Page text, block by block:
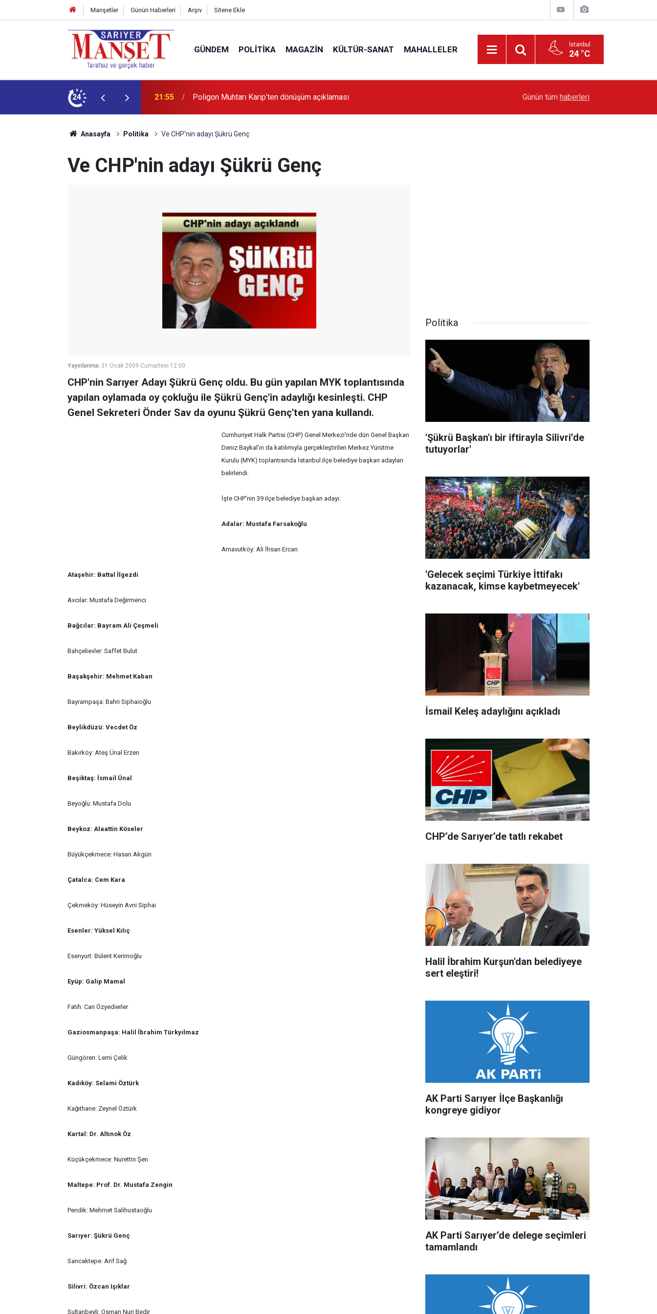
Manşetler Günün Haberleri Arşiv Sitene Ekle
GÜNDEM POLITIKA MAGAZIN KÜLTÜR-SANAT MAHALLELER İstanbul
24 °C
24 13:36 'Poligon'da İstanbul'a örnek proje gerçekleştirilecek' Sarıyer’de Edebiyat Rüzgârı Esecek
Günün tüm haberleri
Anasayfa Politika Ve CHP'nin adayı Şükrü Genç
Ve CHP'nin adayı Şükrü Genç
Yayınlanma: 31 Ocak 2009 Cumartesi 12:00
CHP'nin Sarıyer Adayı Şükrü Genç oldu. Bu gün yapılan MYK toplantısında
yapılan oylamada oy çokluğu ile Şükrü Genç'in adaylığı kesinleşti. CHP
Genel Sekreteri Önder Sav da oyunu Şükrü Genç'ten yana kullandı.
Cumhuriyet Halk Partisi (CHP) Genel Merkezi'nde dün Genel Başkan
Deniz Baykal'ın da katılımıyla gerçekleştirilen Merkez Yürütme
Kurulu (MYK) toplantısında İstanbul ilçe belediye başkan adayları
belirlendi.
İşte CHP'nin 39 ilçe belediye başkan adayı:
Adalar: Mustafa Farsakoğlu
Arnavutköy: Ali İhsan Ercan
Ataşehir: Battal İlgezdi
Avcılar: Mustafa Değirmenci
Bağcılar: Bayram Ali Çeşmeli
Bahçelievler: Saffet Bulut
Başakşehir: Mehmet Kaban
Bayrampaşa: Bahri Siphaioğlu
Beylikdüzü: Vecdet Öz
Bakırköy: Ateş Ünal Erzen
Beşiktaş: İsmail Ünal
Beyoğlu: Mustafa Dolu
Beykoz: Alaattin Köseler
Büyükçekmece: Hasan Akgün
Çatalca: Cem Kara
Çekmeköy: Hüseyin Avni Siphai
Esenler: Yüksel Kılıç
Esenyurt: Bülent Kerimoğlu
Eyüp: Galip Mamal
Fatih: Can Özyedierler
Gaziosmanpaşa: Halil İbrahim Türkyılmaz
Güngören: Lemi Çelik
Kadıköy: Selami Öztürk
Kağıthane: Zeynel Öztürk
Kartal: Dr. Altınok Öz
Küçükçekmece: Nurettin Şen
Maltepe: Prof. Dr. Mustafa Zengin
Pendik: Mehmet Salihustaoğlu
Sarıyer: Şükrü Genç
Sancaktepe: Arif Sağ
Silivri: Özcan Işıklar
Sultanbeyli: Osman Nuri Bedir
Politika
'Şükrü Başkan'ı bir iftirayla Silivri’de
tutuyorlar'
'Gelecek seçimi Türkiye İttifakı
kazanacak, kimse kaybetmeyecek'
İsmail Keleş adaylığını açıkladı
CHP’de Sarıyer’de tatlı rekabet
Halil İbrahim Kurşun'dan belediyeye
sert eleştiri!
AK Parti Sarıyer İlçe Başkanlığı
kongreye gidiyor
AK Parti Sarıyer’de delege seçimleri
tamamlandı